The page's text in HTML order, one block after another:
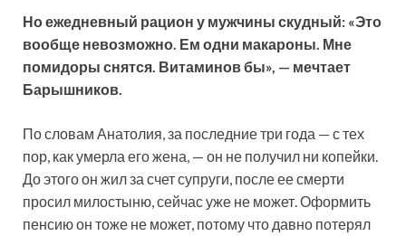
Но ежедневный рацион у мужчины скудный: «Это
вообще невозможно. Ем одни макароны. Мне
помидоры снятся. Витаминов бы», — мечтает
Барышников.
По словам Анатолия, за последние три года — с тех
пор, как умерла его жена, — он не получил ни копейки.
До этого он жил за счет супруги, после ее смерти
просил милостыню, сейчас уже не может. Оформить
пенсию он тоже не может, потому что давно потерял